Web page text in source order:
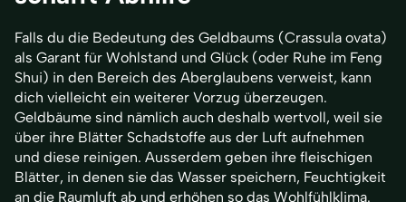
Falls du die Bedeutung des Geldbaums (Crassula ovata)
als Garant für Wohlstand und Glück (oder Ruhe im Feng
Shui) in den Bereich des Aberglaubens verweist, kann
dich vielleicht ein weiterer Vorzug überzeugen.
Geldbäume sind nämlich auch deshalb wertvoll, weil sie
über ihre Blätter Schadstoffe aus der Luft aufnehmen
und diese reinigen. Ausserdem geben ihre fleischigen
Blätter, in denen sie das Wasser speichern, Feuchtigkeit
an die Raumluft ab und erhöhen so das Wohlfühlklima.